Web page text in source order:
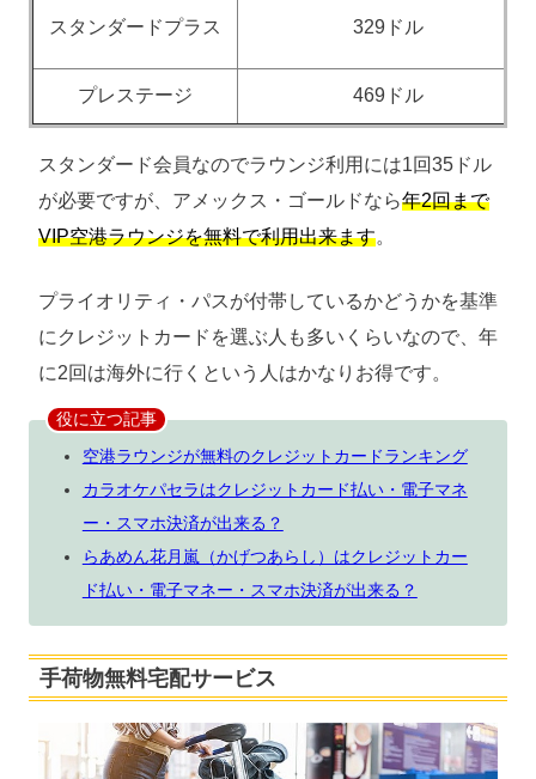
スタンダードプラス 329ドル
プレステージ 469ドル
スタンダード会員なのでラウンジ利用には1回35ドル
が必要ですが、アメックス・ゴールドなら年2回まで
VIP空港ラウンジを無料で利用出来ます。
プライオリティ・パスが付帯しているかどうかを基準
にクレジットカードを選ぶ人も多いくらいなので、年
に2回は海外に行くという人はかなりお得です。
役に立つ記事
空港ラウンジが無料のクレジットカードランキング
カラオケパセラはクレジットカード払い・電子マネ
ー・スマホ決済が出来る？
らあめん花月嵐（かげつあらし）はクレジットカー
ド払い・電子マネー・スマホ決済が出来る？
手荷物無料宅配サービス